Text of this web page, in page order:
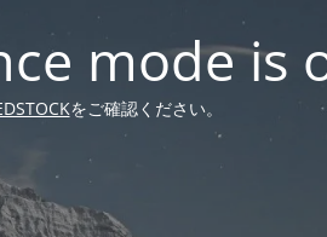
mode is
をご確認ください。